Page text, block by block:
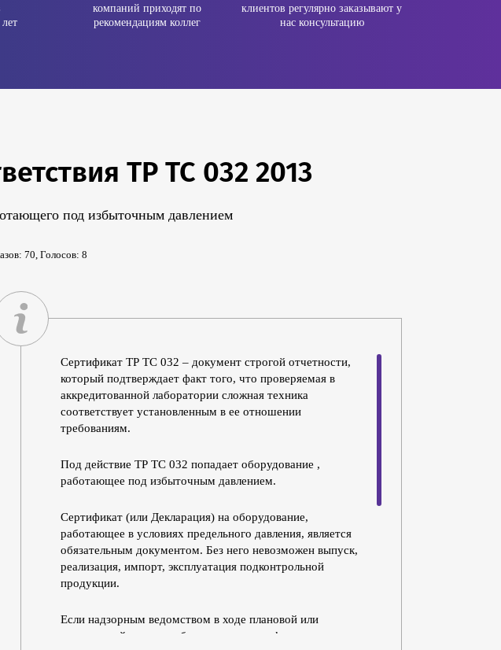
компаний приходят по
рекомендациям коллег
клиентов регулярно заказывают у
нас консультацию
ТР ТС 032 2013
под избыточным давлением
70, Голосов: 8
Сертификат ТР ТС 032 – документ строгой отчетности,
который подтверждает факт того, что проверяемая в
аккредитованной лаборатории сложная техника
соответствует установленным в ее отношении
требованиям.
Под действие ТР ТС 032 попадает оборудование ,
работающее под избыточным давлением.
Сертификат (или Декларация) на оборудование,
работающее в условиях предельного давления, является
обязательным документом. Без него невозможен выпуск,
реализация, импорт, эксплуатация подконтрольной
продукции.
Если надзорным ведомством в ходе плановой или
внеплановой проверки будет установлен факт отсутствия